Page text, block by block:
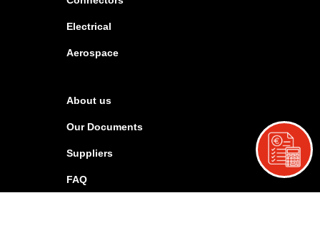
Electrical
Aerospace
About us
Our Documents
Suppliers
FAQ